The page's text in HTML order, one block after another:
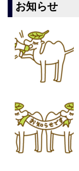
お知らせ